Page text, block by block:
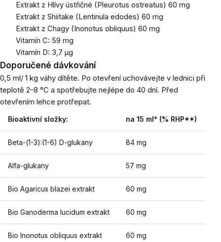
Extrakt z Hlívy ústřičné (Pleurotus ostreatus) 60 mg
Extrakt z Shiitake (Lentinula edodes) 60 mg
Extrakt z Chagy (Inonotus obliquus) 60 mg
Vitamín C: 59 mg
Vitamín D: 3,7 μg
Doporučené dávkování
0,5 ml/ 1 kg váhy dítěte. Po otevření uchovávejte v lednici při
teplotě 2-8 °C a spotřebujte nejlépe do 40 dní. Před
otevřením lehce protřepat.
Bioaktivní složky: na 15 ml* (% RHP**)
Beta-(1-3):(1-6) D-glukany 84 mg
Alfa-glukany 57 mg
Bio Agaricus blazei extrakt 60 mg
Bio Ganoderma lucidum extrakt 60 mg
Bio Inonotus obliquus extrakt 60 mg